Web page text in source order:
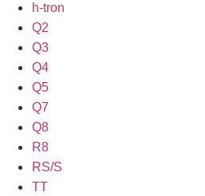
h-tron
Q2
Q3
Q4
Q5
Q7
Q8
R8
RS/S
TT